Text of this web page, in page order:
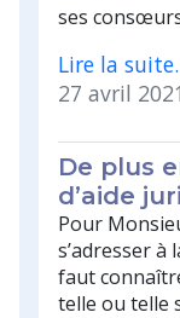
ses
Lire la
27 avril 2021
De plus
d’aide
Pour
s’adresser à
faut
telle ou telle